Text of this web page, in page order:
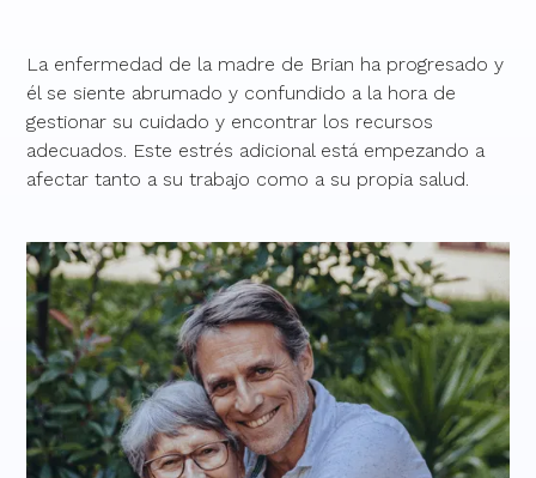
La enfermedad de la madre de Brian ha progresado y
él se siente abrumado y confundido a la hora de
gestionar su cuidado y encontrar los recursos
adecuados. Este estrés adicional está empezando a
afectar tanto a su trabajo como a su propia salud.